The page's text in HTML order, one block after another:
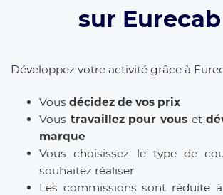
sur
Développez votre activité grâce à
Vous décidez de vos prix
Vous travaillez pour vous et
marque
Vous choisissez le type de
souhaitez réaliser
Les commissions sont réduite